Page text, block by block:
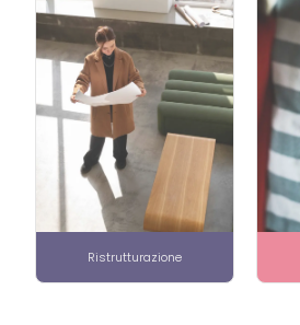
Venduto In evidenza
Via Alfredo Catalani 3,
Milano, Lombardia, 20131, Italia
Ristrutturazione